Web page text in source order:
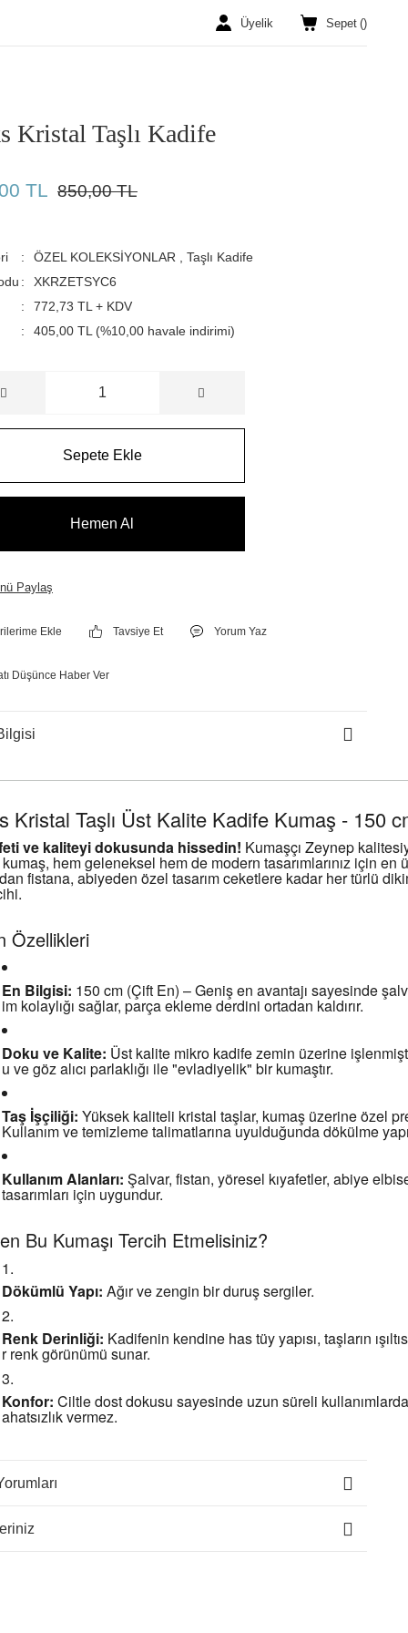
Üyelik Sepet ()
Kristal Taşlı Kadife
TL 850,00 TL
ÖZEL KOLEKSİYONLAR ,Taşlı Kadife
XKRZETSYC6
772,73 TL + KDV
405,00 TL (%10,00 havale indirimi)
Sepete Ekle
Hemen Al
Paylaş
Tavsiye Et Yorum Yaz
Düşünce Haber Ver
Kristal Taşlı Üst Kalite Kadife Kumaş - 150
ve kaliteyi dokusunda hissedin! Kumaşçı Zeynep
hem geleneksel hem de modern tasarımlarınız için en
fistana, abiyeden özel tasarım ceketlere kadar her türlü
Özellikleri
En Bilgisi: 150 cm (Çift En) – Geniş en avantajı sayesinde
im kolaylığı sağlar, parça ekleme derdini ortadan kaldırır.
Doku ve Kalite: Üst kalite mikro kadife zemin üzerine
u ve göz alıcı parlaklığı ile "evladiyelik" bir kumaştır.
Taş İşçiliği: Yüksek kaliteli kristal taşlar, kumaş üzerine özel
Kullanım ve temizleme talimatlarına uyulduğunda dökülme
Kullanım Alanları: Şalvar, fistan, yöresel kıyafetler, abiye
tasarımları için uygundur.
Bu Kumaşı Tercih Etmelisiniz?
Dökümlü Yapı: Ağır ve zengin bir duruş sergiler.
Renk Derinliği: Kadifenin kendine has tüy yapısı, taşların
r renk görünümü sunar.
Konfor: Ciltle dost dokusu sayesinde uzun süreli
ahatsızlık vermez.